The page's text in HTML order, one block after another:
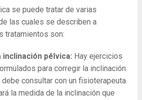
se puede tratar de varias
las cuales se describen a
tratamientos son:
inclinación pélvica: Hay ejercicios
para corregir la inclinación
consultar con un fisioterapeuta
la medida de la inclinación que